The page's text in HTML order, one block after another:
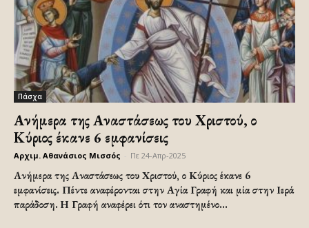
Πάσχα
Ανήμερα της Αναστάσεως του Χριστού, ο
Κύριος έκανε 6 εμφανίσεις
Αρχιμ. Αθανάσιος Μισσός Πε 24-Απρ-2025
Ανήμερα της Αναστάσεως του Χριστού, ο Κύριος έκανε 6
εμφανίσεις. Πέντε αναφέρονται στην Αγία Γραφή και μία στην Ιερά
παράδοση. Η Γραφή αναφέρει ότι τον αναστημένο...